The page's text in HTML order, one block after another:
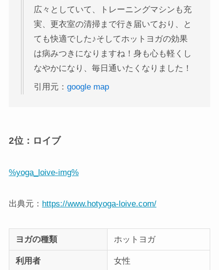
広々としていて、トレーニングマシンも充
実、更衣室の清掃まで行き届いており、と
ても快適でした♪そしてホットヨガの効果
は病みつきになりますね！身も心も軽くし
なやかになり、毎日通いたくなりました！
引用元： google map
2位：ロイブ
%yoga_loive-img%
出典元： https://www.hotyoga-loive.com/
ヨガの種類 ホットヨガ
利用者 女性